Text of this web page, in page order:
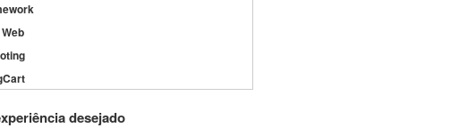
desejado